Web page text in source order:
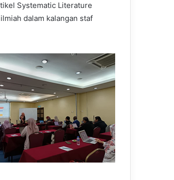
Systematic Literature
dalam kalangan staf